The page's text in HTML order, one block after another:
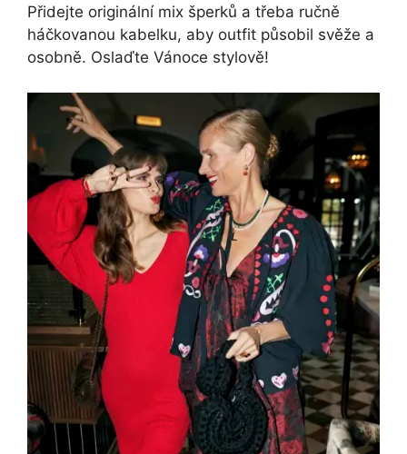
Přidejte originální mix šperků a třeba ručně
háčkovanou kabelku, aby outfit působil svěže a
osobně. Oslaďte Vánoce stylově!